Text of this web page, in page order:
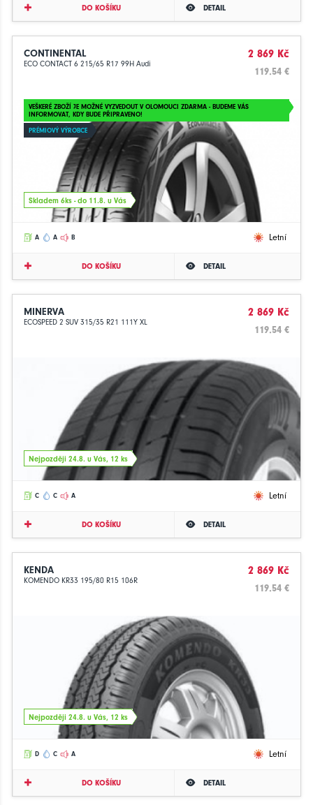
DO KOŠÍKU DETAIL
CONTINENTAL
ECO CONTACT 6 215/65 R17 99H Audi
2 869 Kč
119.54 €
VEŠKERÉ ZBOŽÍ JE MOŽNÉ VYZVEDOUT V OLOMOUCI ZDARMA - BUDEME VÁS
INFORMOVAT, KDY BUDE PŘIPRAVENO!
PRÉMIOVÝ VÝROBCE
Skladem 6ks - do 11.8. u Vás
A A B Letní
DO KOŠÍKU DETAIL
MINERVA
ECOSPEED 2 SUV 315/35 R21 111Y XL
2 869 Kč
119.54 €
Nejpozději 24.8. u Vás, 12 ks
C C A Letní
DO KOŠÍKU DETAIL
KENDA
KOMENDO KR33 195/80 R15 106R
2 869 Kč
119.54 €
Nejpozději 24.8. u Vás, 12 ks
D C A Letní
DO KOŠÍKU DETAIL